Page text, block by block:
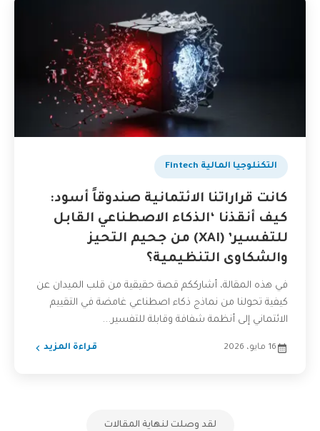
التكنلوجيا المالية Fintech
كانت قراراتنا الائتمانية صندوقاً أسود:
كيف أنقذنا ‘الذكاء الاصطناعي القابل
للتفسير’ (XAI) من جحيم التحيز
والشكاوى التنظيمية؟
في هذه المقالة، أشارككم قصة حقيقية من قلب الميدان عن
كيفية تحولنا من نماذج ذكاء اصطناعي غامضة في التقييم
الائتماني إلى أنظمة شفافة وقابلة للتفسير...
16 مايو، 2026 قراءة المزيد
لقد وصلت لنهاية المقالات